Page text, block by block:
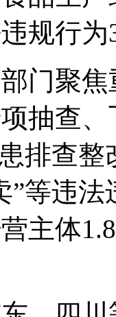
规行为
门聚
抽查
排查
”等违
主体